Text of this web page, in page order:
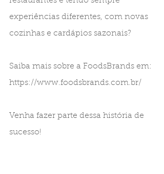
experiências diferentes, com novas
cozinhas e cardápios sazonais?
Saiba mais sobre a FoodsBrands em:
https://www.foodsbrands.com.br/
Venha fazer parte dessa história de
sucesso!